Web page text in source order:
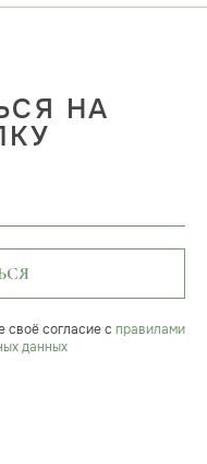
НА
своё согласие с правилами
данных